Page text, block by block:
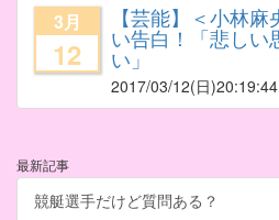
3月
12
【芸能】＜小林
い告白！「悲しい
い」
2017/03/12(日
最新記事
競艇選手だけど質問ある？